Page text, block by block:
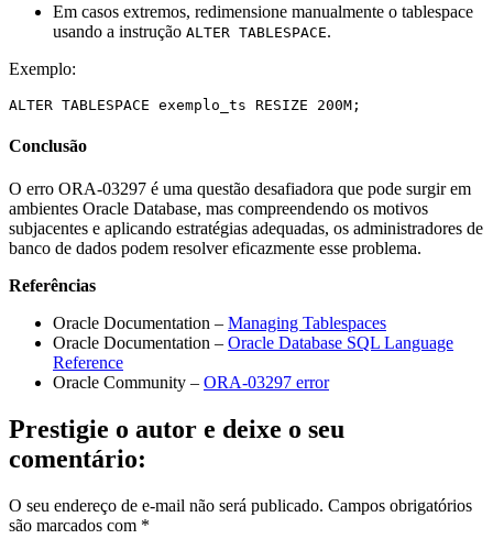
Em casos extremos, redimensione manualmente o tablespace
usando a instrução ALTER TABLESPACE.
Exemplo:
Conclusão
O erro ORA-03297 é uma questão desafiadora que pode surgir em
ambientes Oracle Database, mas compreendendo os motivos
subjacentes e aplicando estratégias adequadas, os administradores de
banco de dados podem resolver eficazmente esse problema.
Referências
Oracle Documentation – Managing Tablespaces
Oracle Documentation – Oracle Database SQL Language
Reference
Oracle Community – ORA-03297 error
Prestigie o autor e deixe o seu
comentário:
O seu endereço de e-mail não será publicado. Campos obrigatórios
são marcados com *